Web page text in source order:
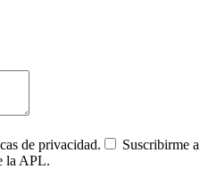
de privacidad.
Suscribirme a
la APL.